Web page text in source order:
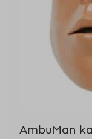
AmbuMan